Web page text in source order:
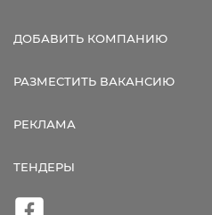
ДОБАВИТЬ КОМПАНИЮ
РАЗМЕСТИТЬ ВАКАНСИЮ
РЕКЛАМА
ТЕНДЕРЫ